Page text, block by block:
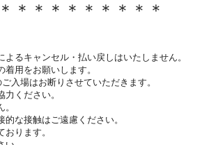
＊＊＊＊＊＊＊＊＊
よるキャンセル・払い戻しはいたしません。
着用をお願いします。
ご入場はお断りさせていただきます。
力ください。
的な接触はご遠慮ください。
おります。